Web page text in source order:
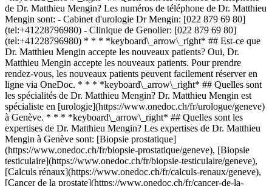
de Dr. Matthieu Mengin? Les numéros de téléphone de Dr. Matthieu
Mengin sont: - Cabinet d'urologie Dr Mengin: [022 879 69 80]
(tel:+41228796980) - Clinique de Genolier: [022 879 69 80]
(tel:+41228796980) * * * *keyboard\_arrow\_right* ## Est-ce que
Dr. Matthieu Mengin accepte les nouveaux patients? Oui, Dr.
Matthieu Mengin accepte les nouveaux patients. Pour prendre
rendez-vous, les nouveaux patients peuvent facilement réserver en
ligne via OneDoc. * * * *keyboard\_arrow\_right* ## Quelles sont
les spécialités de Dr. Matthieu Mengin? Dr. Matthieu Mengin est
spécialiste en [urologie](https://www.onedoc.ch/fr/urologue/geneve)
à Genève. * * * *keyboard\_arrow\_right* ## Quelles sont les
expertises de Dr. Matthieu Mengin? Les expertises de Dr. Matthieu
Mengin à Genève sont: [Biopsie prostatique]
(https://www.onedoc.ch/fr/biopsie-prostatique/geneve), [Biopsie
testiculaire](https://www.onedoc.ch/fr/biopsie-testiculaire/geneve),
[Calculs rénaux](https://www.onedoc.ch/fr/calculs-renaux/geneve),
[Cancer de la prostate](https://www.onedoc.ch/fr/cancer-de-la-